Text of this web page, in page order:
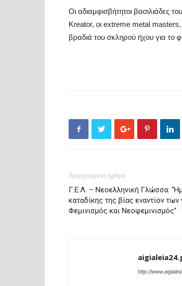
Οι αδιαμφισβήτητοι βασιλιάδες
Kreator, οι extreme metal
βραδιά του σκληρού ήχου για το
Προηγούμενο άρθρο
Γ.Ε.Λ. – Νεοελληνική Γλώσσα:
καταδίκης της βίας εναντίον των
Φεμινισμός και Νεοφεμινισμός”
http://